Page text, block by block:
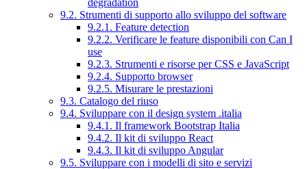
degradation
9.2. Strumenti di supporto allo sviluppo del software
9.2.1. Feature detection
9.2.2. Verificare le feature disponibili con Can I
use
9.2.3. Strumenti e risorse per CSS e JavaScript
9.2.4. Supporto browser
9.2.5. Misurare le prestazioni
9.3. Catalogo del riuso
9.4. Sviluppare con il design system .italia
9.4.1. Il framework Bootstrap Italia
9.4.2. Il kit di sviluppo React
9.4.3. Il kit di sviluppo Angular
9.5. Sviluppare con i modelli di sito e servizi